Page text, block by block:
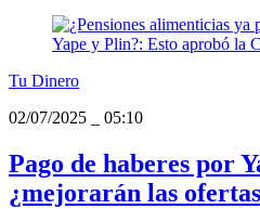
Tu Dinero
02/07/2025
05:10
Pago de haberes por
¿mejorarán las